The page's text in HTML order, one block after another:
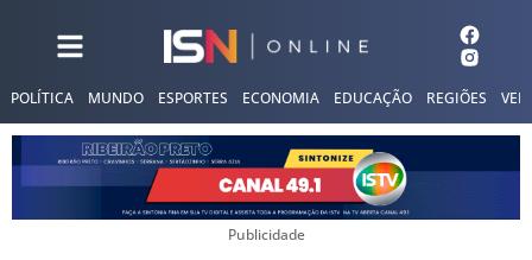
POLÍTICA MUNDO ESPORTES ECONOMIA EDUCAÇÃO REGIÕES
Publicidade